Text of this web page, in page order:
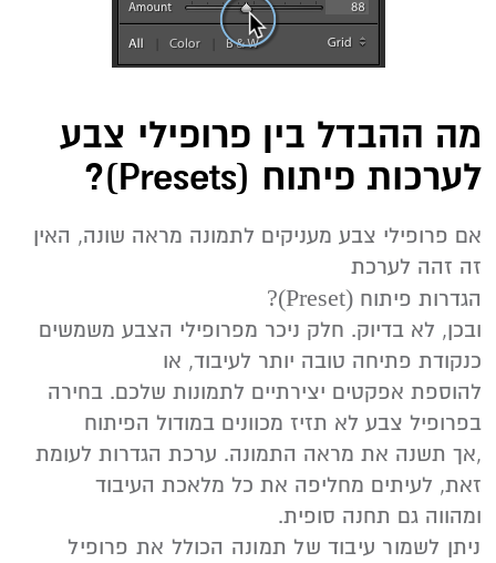
מה ההבדל בין פרופילי צבע
לערכות פיתוח (Presets)?
‬זה‭ ‬זהה‭ ‬לערכת‭
‬הגדרות‭ ‬פיתוח‭
?(‬Preset‭)‬
‬כנקודת‭ ‬פתיחה‭ ‬טובה‭ ‬יותר‭ ‬לעיבוד‭,‬ או‭
‬בפרופיל‭ ‬צבע‭ ‬לא‭ ‬תזיז‭ ‬מכוונים‭ ‬במודול‭ ‬הפיתוח‭
‬זאת‭,‬ לעיתים‭ ‬מחליפה‭ ‬את‭ ‬כל‭ ‬מלאכת העיבוד‭
‬ומהווה‭ ‬גם‭ ‬תחנה‭ ‬סופית‭.‬